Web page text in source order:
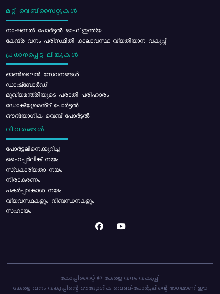
മറ്റ് വെബ്സൈറ്റുകൾ
നാഷണൽ പോർട്ടൽ ഓഫ് ഇന്ത്യ
കേന്ദ്ര വനം പരിസ്ഥിതി കാലാവസ്ഥ വ്യതിയാന വകുപ്പ്
പ്രധാനപ്പെട്ട ലിങ്കുകൾ
ഓൺലൈൻ സേവനങ്ങൾ
ഡാഷ്ബോർഡ്
മുഖ്യമന്ത്രിയുടെ പരാതി പരിഹാരം
ഡോക്യുമെൻ്റ് പോർട്ടൽ
ഔദ്യോഗിക വെബ് പോർട്ടൽ
വിവരങ്ങൾ
പോര്‍ട്ടലിനെക്കുറിച്ച്
ഹൈപ്പർലിങ്ക് നയം
സ്വകാര്യതാ നയം
നിരാകരണം
പകർപ്പവകാശ നയം
വ്യവസ്ഥകളും നിബന്ധനകളും
സഹായം
കോപ്പിറൈറ്റ് @ കേരള വനം വകുപ്പ്.
കേരള വനം വകുപ്പിന്റെ ഔദ്യോഗിക വെബ്-പോർട്ടലിന്റെ ഭാഗമാണ് ഈ